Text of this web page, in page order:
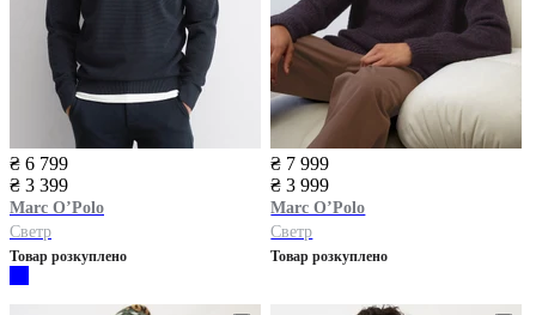
₴ 6 799
₴ 3 399
Marc O’Polo
Светр
Товар розкуплено
₴ 7 999
₴ 3 999
Marc O’Polo
Светр
Товар розкуплено